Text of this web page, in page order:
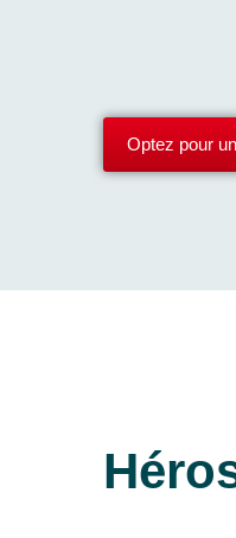
Optez pour